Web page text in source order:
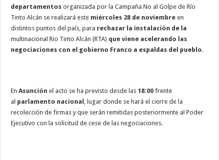
departamentos organizada por la Campaña No al Golpe de Río
Tinto Alcán se realizará este miércoles 28 de noviembreen
distintos puntos del país, para rechazar la instalación de la
multinacional Rio Tinto Alcán (RTA) que viene acelerando las
negociaciones con el gobierno Franco a espaldas del pueblo.
EnAsunciónel acto se ha previsto desde las18:00 frente
al parlamento nacional , lugar donde se hará el cierre de la
recolección de firmas y que serán remitidas posteriormente al Poder
Ejecutivo con la solicitud de cese de las negociaciones.